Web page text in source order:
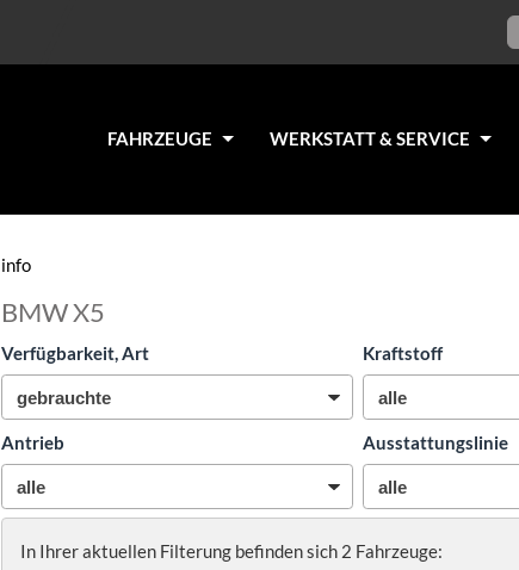
FAHRZEUGE WERKSTATT & SERVICE
info
BMW X5
Verfügbarkeit, Art Kraftstoff
Antrieb Ausstattungslinie
In Ihrer aktuellen Filterung befinden sich 2 Fahrzeuge: